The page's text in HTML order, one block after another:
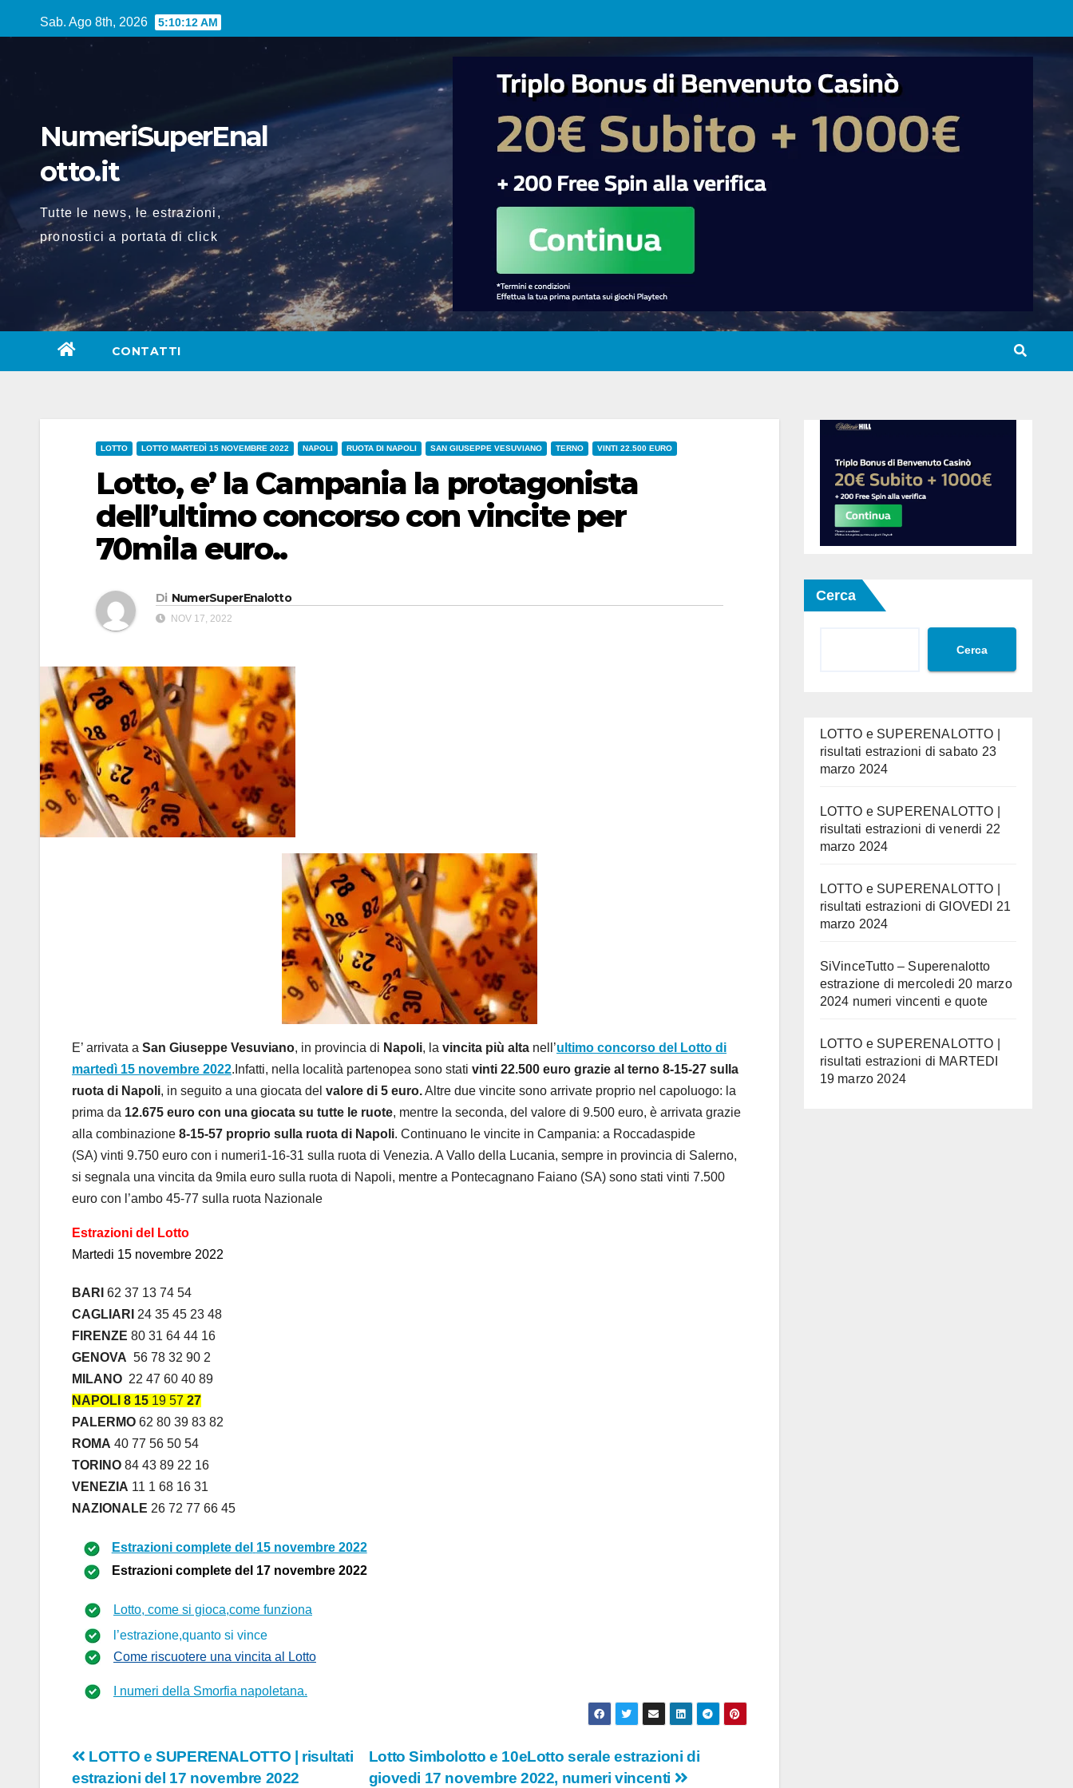
al
Sab. Ago 8th, 2026 5:10:13 AM
NumeriSuperEnal
otto.it
Tutte le news, le estrazioni,
pronostici a portata di click
CONTATTI
LOTTO LOTTO MARTEDÌ 15 NOVEMBRE 2022 NAPOLI RUOTA DI NAPOLI SAN GIUSEPPE VESUVIANO TERNO VINTI 22.500 EURO
Lotto, e’ la Campania la protagonista
dell’ultimo concorso con vincite per
70mila euro..
Di NumerSuperEnalotto
NOV 17, 2022
E’ arrivata a San Giuseppe Vesuviano, in provincia di Napoli, la vincita più alta nell’ultimo concorso del Lotto di
martedì 15 novembre 2022.Infatti, nella località partenopea sono stati vinti 22.500 euro grazie al terno 8-15-27 sulla
ruota di Napoli, in seguito a una giocata del valore di 5 euro.Altre due vincite sono arrivate proprio nel capoluogo: la
prima da 12.675 euro con una giocata su tutte le ruote, mentre la seconda, del valore di 9.500 euro, è arrivata grazie
alla combinazione 8-15-57 proprio sulla ruota di Napoli. Continuano le vincite in Campania: a Roccadaspide
(SA) vinti 9.750 euro con i numeri1-16-31 sulla ruota di Venezia. A Vallo della Lucania, sempre in provincia di Salerno,
si segnala una vincita da 9mila euro sulla ruota di Napoli, mentre a Pontecagnano Faiano (SA) sono stati vinti 7.500
euro con l’ambo 45-77 sulla ruota Nazionale
Estrazioni del Lotto
Martedi 15 novembre 2022
BARI 62 37 13 74 54
CAGLIARI 24 35 45 23 48
FIRENZE 80 31 64 44 16
GENOVA 56 78 32 90 2
MILANO 22 47 60 40 89
NAPOLI 8 15 19 57 27
PALERMO 62 80 39 83 82
ROMA 40 77 56 50 54
TORINO 84 43 89 22 16
VENEZIA 11 1 68 16 31
NAZIONALE 26 72 77 66 45
Estrazioni complete del 15 novembre 2022
Estrazioni complete del 17 novembre 2022
Lotto, come si gioca,come funziona
l’estrazione,quanto si vince
Come riscuotere una vincita al Lotto
I numeri della Smorfia napoletana.
Navigazione
Lotto Simbolotto e 10eLotto serale estrazioni di
giovedi 17 novembre 2022, numeri vincenti
LOTTO e SUPERENALOTTO | risultati
estrazioni del 17 novembre 2022
Cerca
Cerca
LOTTO e SUPERENALOTTO |
risultati estrazioni di sabato 23
marzo 2024
LOTTO e SUPERENALOTTO |
risultati estrazioni di venerdi 22
marzo 2024
LOTTO e SUPERENALOTTO |
risultati estrazioni di GIOVEDI 21
marzo 2024
SiVinceTutto – Superenalotto
estrazione di mercoledi 20 marzo
2024 numeri vincenti e quote
LOTTO e SUPERENALOTTO |
risultati estrazioni di MARTEDI
19 marzo 2024